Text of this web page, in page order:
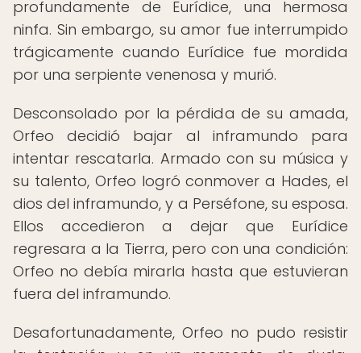
profundamente de Eurídice, una hermosa
ninfa. Sin embargo, su amor fue interrumpido
trágicamente cuando Eurídice fue mordida
por una serpiente venenosa y murió.
Desconsolado por la pérdida de su amada,
Orfeo decidió bajar al inframundo para
intentar rescatarla. Armado con su música y
su talento, Orfeo logró conmover a Hades, el
dios del inframundo, y a Perséfone, su esposa.
Ellos accedieron a dejar que Eurídice
regresara a la Tierra, pero con una condición:
Orfeo no debía mirarla hasta que estuvieran
fuera del inframundo.
Desafortunadamente, Orfeo no pudo resistir